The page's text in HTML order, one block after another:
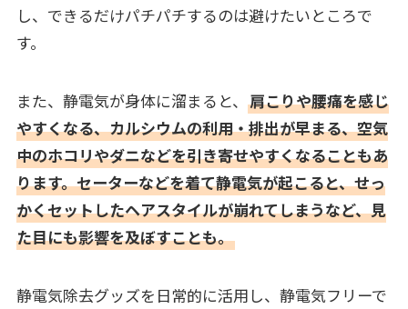
し、できるだけパチパチするのは避けたいところで
す。
また、静電気が身体に溜まると、 肩こりや腰痛を感じ
やすくなる、カルシウムの利用・排出が早まる、空気
中のホコリやダニなどを引き寄せやすくなることもあ
ります。セーターなどを着て静電気が起こると、せっ
かくセットしたヘアスタイルが崩れてしまうなど、見
た目にも影響を及ぼすことも。
静電気除去グッズを日常的に活用し、静電気フリーで